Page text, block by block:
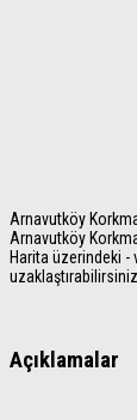
Arnavutköy
Arnavutköy
Harita üzerindeki -
uzaklaştırabilirsiniz.
Açıklamalar